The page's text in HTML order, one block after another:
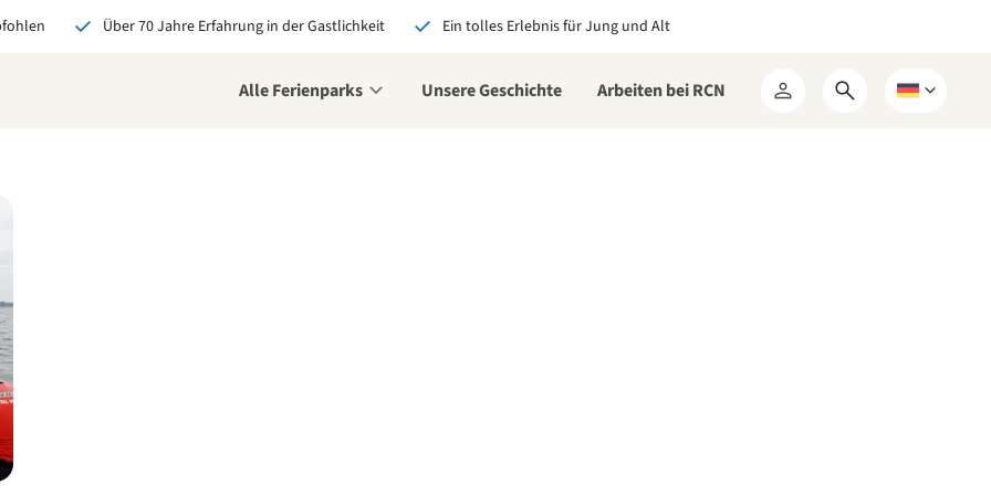
Über 70 Jahre Erfahrung in der Gastlichkeit Ein tolles Erlebnis für Jung und Alt
Alle Ferienparks Unsere Geschichte Arbeiten bei RCN
Mein
Suchformular
Wählen